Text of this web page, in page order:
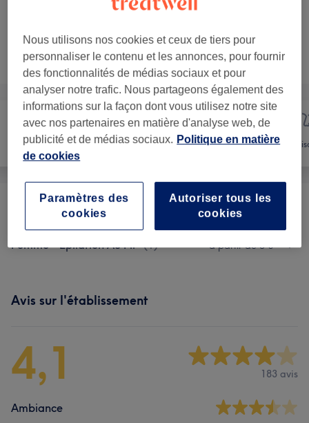
Ma prestation en détail...
Ce n'est pas ce que vous recherchiez ?
Recherchez dans notre liste de prestations
Manucure et
Beauté des pieds
Épilation
Femme - Épilation À La Cire à partir de 10 €
Femme - Épilation Au Fil (1) à partir de 5 €
Avis sur l'établissement
4,1 183 avis
Ambiance
Nous utilisons nos cookies et ceux de tiers pour
personnaliser le contenu et les annonces, pour fournir
des fonctionnalités de médias sociaux et pour
analyser notre trafic. Nous partageons également des
informations sur la façon dont vous utilisez notre site
avec nos partenaires en matière d'analyse web, de
publicité et de médias sociaux. Politique en matière
de cookies
Autoriser tous les
cookies
Paramètres des
cookies